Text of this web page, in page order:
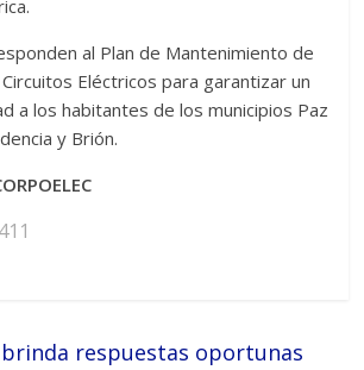
al Plan de Mantenimiento de
Eléctricos para garantizar un
a los habitantes de los municipios Paz
y Brión.
411
brinda respuestas oportunas